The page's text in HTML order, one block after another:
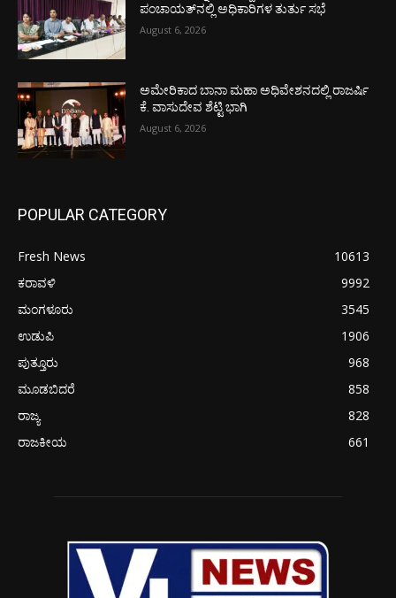
ಪಂಚಾಯತ್‌ನಲ್ಲಿ ಅಧಿಕಾರಿಗಳ ತುರ್ತು ಸಭೆ
August 6, 2026
ಅಮೇರಿಕಾದ ಬಾನಾ ಮಹಾ ಅಧಿವೇಶನದಲ್ಲಿ ರಾಜರ್ಷಿ
ಕೆ. ವಾಸುದೇವ ಶೆಟ್ಟಿ ಭಾಗಿ
August 6, 2026
POPULAR CATEGORY
Fresh News
10613
ಕರಾವಳಿ
9992
ಮಂಗಳೂರು
3545
ಉಡುಪಿ
1906
ಪುತ್ತೂರು
968
ಮೂಡಬಿದರೆ
858
ರಾಜ್ಯ
828
ರಾಜಕೀಯ
661